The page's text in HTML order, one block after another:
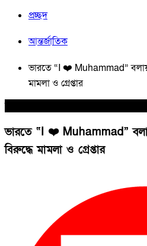
প্রচ্ছদ
আন্তর্জাতিক
ভারতে “I ❤️ Muhammad”
মামলা ও গ্রেপ্তার
ভারতে “I ❤️ Muhammad”
বিরুদ্ধে মামলা ও গ্রেপ্তার